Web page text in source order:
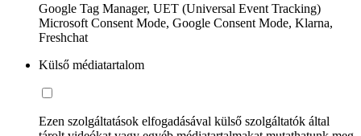
Google Tag Manager, UET (Universal Event Tracking)
Microsoft Consent Mode, Google Consent Mode, Klarna,
Freshchat
Külső médiatartalom
Ezen szolgáltatások elfogadásával külső szolgáltatók által